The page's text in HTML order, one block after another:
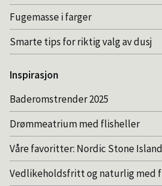
Fugemasse i farger
Smarte tips for riktig valg av dusj
Inspirasjon
Baderomstrender 2025
Drømmeatrium med flisheller
Våre favoritter: Nordic Stone
Vedlikeholdsfritt og naturlig med